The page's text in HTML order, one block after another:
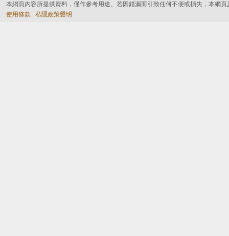
本網頁內容所提供資料，僅作參考用途。若因錯漏而引致任何不便或損失，本網
使用條款
私隱政策聲明